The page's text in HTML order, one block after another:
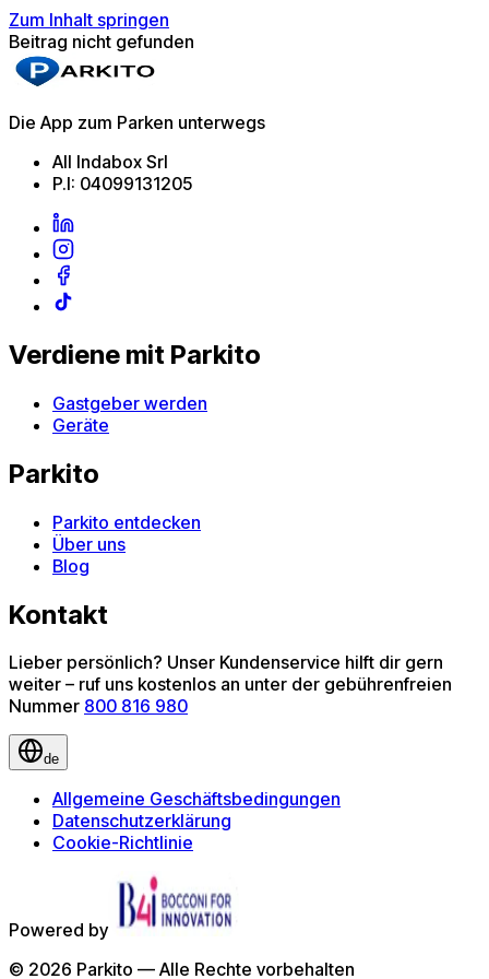
Zum Inhalt springen
Beitrag nicht gefunden
Die App zum Parken unterwegs
All Indabox Srl
P.I: 04099131205
Verdiene mit Parkito
Gastgeber werden
Geräte
Parkito
Parkito entdecken
Über uns
Blog
Kontakt
Lieber persönlich? Unser Kundenservice hilft dir gern
weiter – ruf uns kostenlos an unter der gebührenfreien
Nummer 800 816 980
de
Allgemeine Geschäftsbedingungen
Datenschutzerklärung
Cookie-Richtlinie
Powered by
© 2026 Parkito — Alle Rechte vorbehalten